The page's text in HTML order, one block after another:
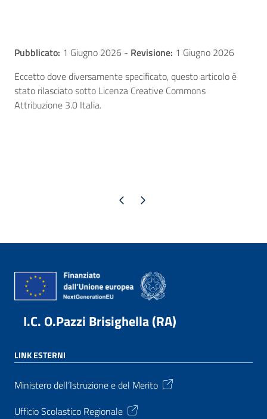
Pubblicato: 1 Giugno 2026 - Revisione: 1 Giugno 2026
Eccetto dove diversamente specificato, questo articolo è
stato rilasciato sotto Licenza Creative Commons
Attribuzione 3.0 Italia.
Pagina precedente
Pagina successiva
I.C. O.Pazzi Brisighella (RA)
LINK ESTERNI
Ministero dell’Istruzione e del Merito
Ufficio Scolastico Regionale